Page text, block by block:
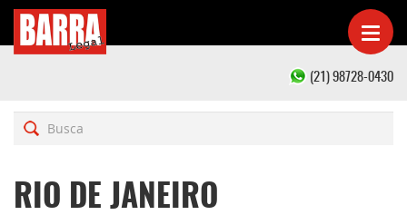
(21) 98728-0430
RIO DE JANEIRO